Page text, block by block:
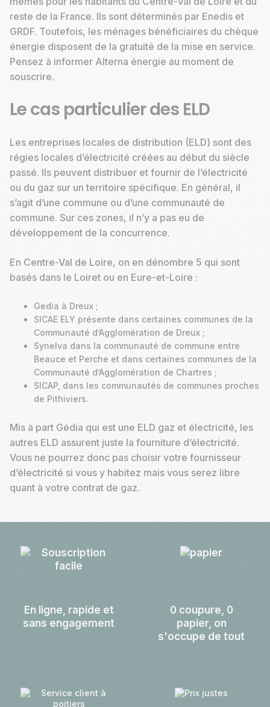
reste de la France. Ils sont déterminés par Enedis et
GRDF. Toutefois, les ménages bénéficiaires du chèque
énergie disposent de la gratuité de la mise en service.
Pensez à informer Alterna énergie au moment de
souscrire.
Le cas particulier des ELD
Les entreprises locales de distribution (ELD) sont des
régies locales d’électricité créées au début du siècle
passé. Ils peuvent distribuer et fournir de l’électricité
ou du gaz sur un territoire spécifique. En général, il
s’agit d’une commune ou d’une communauté de
commune. Sur ces zones, il n’y a pas eu de
développement de la concurrence.
En Centre-Val de Loire, on en dénombre 5 qui sont
basés dans le Loiret ou en Eure-et-Loire :
Gedia à Dreux ;
SICAE ELY présente dans certaines communes de la
Communauté d’Agglomération de Dreux ;
Synelva dans la communauté de commune entre
Beauce et Perche et dans certaines communes de la
Communauté d’Agglomération de Chartres ;
SICAP, dans les communautés de communes proches
de Pithiviers.
Mis à part Gédia qui est une ELD gaz et électricité, les
autres ELD assurent juste la fourniture d’électricité.
Vous ne pourrez donc pas choisir votre fournisseur
d’électricité si vous y habitez mais vous serez libre
quant à votre contrat de gaz.
En ligne, rapide et
sans engagement
0 coupure, 0
papier, on
s'occupe de tout